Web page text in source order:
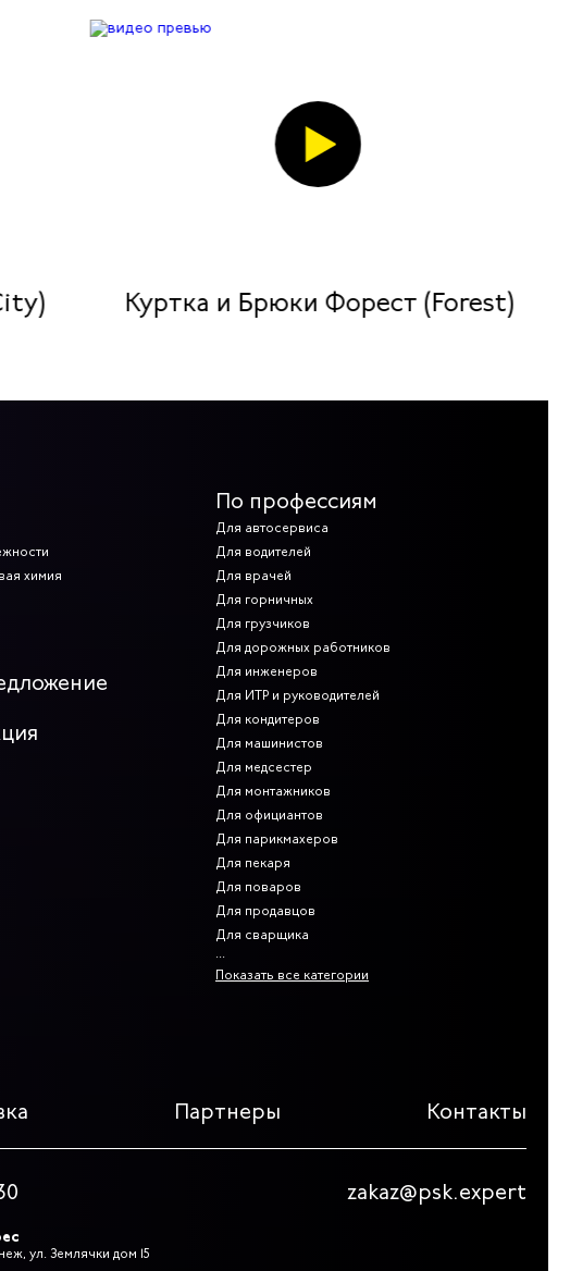
Куртка и Брюки Форест (Forest)
химия
По профессиям
Для автосервиса
Для водителей
Для врачей
Для горничных
Для грузчиков
Для дорожных работников
Для инженеров
Для ИТР и руководителей
Для кондитеров
Для машинистов
Для медсестер
Для монтажников
Для официантов
Для парикмахеров
Для пекаря
Для поваров
Для продавцов
Для сварщика
Показать все категории
Партнеры Контакты
zakaz@psk.expert
ул. Землячки дом 15